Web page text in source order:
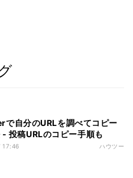
自分のURLを調べてコピー
- 投稿URLのコピー手順も
17:46 ハウツー